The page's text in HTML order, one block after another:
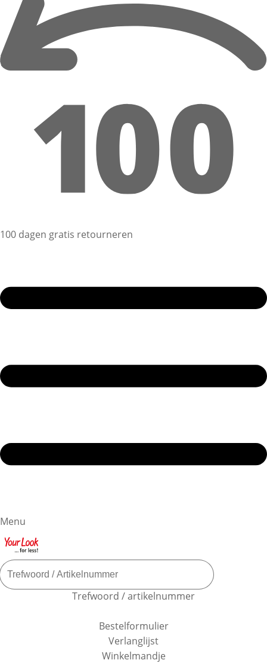
100 dagen gratis retourneren
Menu
Trefwoord / artikelnummer
Bestelformulier
Verlanglijst
Winkelmandje